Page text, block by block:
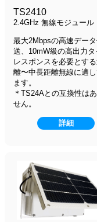
TS2410
2.4GHz 無線モジュール
最大2Mbpsの高速デー
送、10mW級の高出力タ
レスポンスを必要とす
離〜中長距離無線に適
ます。
＊TS24Aとの互換性は
せん。
詳細